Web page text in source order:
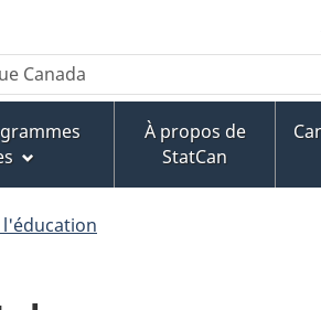
Canada
À propos de
StatCan